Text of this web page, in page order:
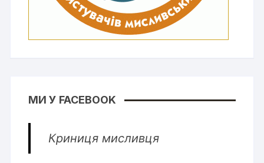
МИ У FACEBOOK
Криниця мисливця